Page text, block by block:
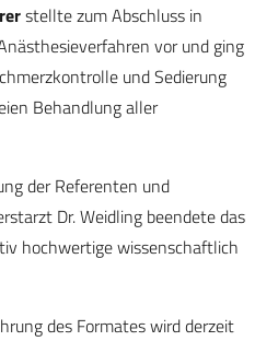
stellte zum Abschluss in
vor und ging
und Sedierung
Behandlung aller
der Referenten und
Dr. Weidling beendete das
hochwertige wissenschaftlich
des Formates wird derzeit